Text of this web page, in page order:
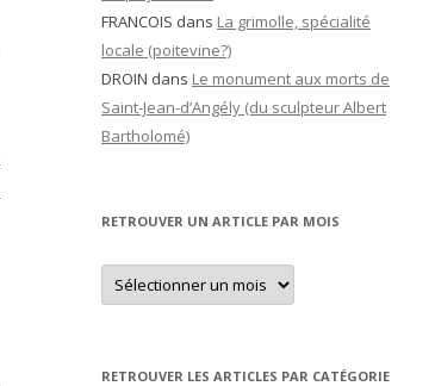
FRANCOIS dans La grimolle, spécialité
locale (poitevine?)
DROIN dans Le monument aux morts de
Saint-Jean-d’Angély (du sculpteur Albert
Bartholomé)
RETROUVER UN ARTICLE PAR MOIS
Retrouver
un
article
RETROUVER LES ARTICLES PAR CATÉGORIE